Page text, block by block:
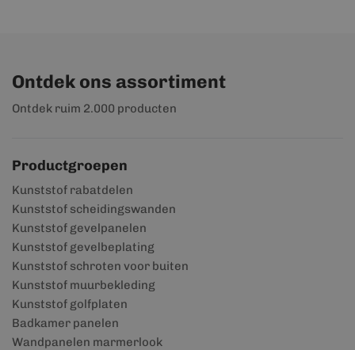
Ontdek ons assortiment
Ontdek ruim 2.000 producten
Productgroepen
Kunststof rabatdelen
Kunststof scheidingswanden
Kunststof gevelpanelen
Kunststof gevelbeplating
Kunststof schroten voor buiten
Kunststof muurbekleding
Kunststof golfplaten
Badkamer panelen
Wandpanelen marmerlook